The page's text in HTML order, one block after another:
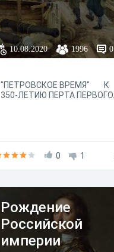
10.08.2020 1996 0
"ПЕТРОВСКОЕ ВРЕМЯ" К
350-ЛЕТИЮ ПЕРТА ПЕРВОГО.
0 1
Рождение
Российской
империи